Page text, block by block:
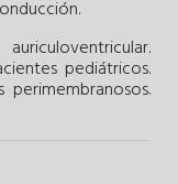
pediátricos.